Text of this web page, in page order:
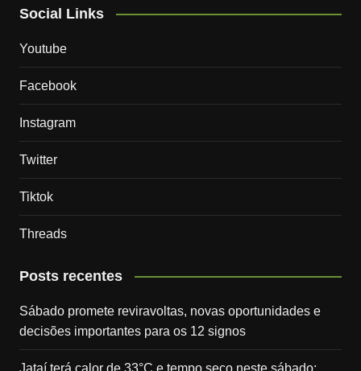
Social Links
Youtube
Facebook
Instagram
Twitter
Tiktok
Threads
Posts recentes
Sábado promete reviravoltas, novas oportunidades e
decisões importantes para os 12 signos
Jataí terá calor de 33°C e tempo seco neste sábado;